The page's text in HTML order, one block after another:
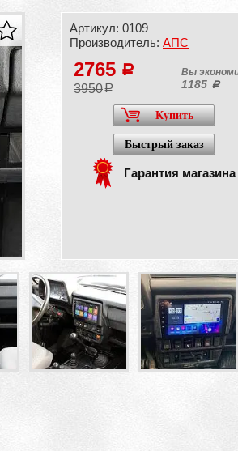
Артикул: 0109
Производитель: АПС
Вы
1185 a
2765 a
3950a
Купить
Быстрый заказ
Гарантия магазина